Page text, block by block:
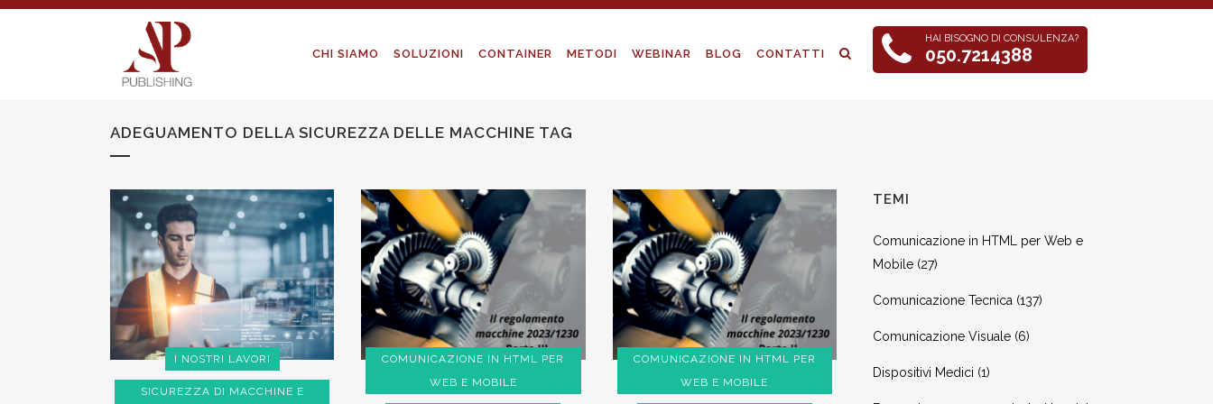
HAI BISOGNO DI CONSULENZA?
050.7214388
CHI SIAMO SOLUZIONI CONTAINER METODI WEBINAR BLOG CONTATTI
ADEGUAMENTO DELLA SICUREZZA DELLE MACCHINE TAG
I NOSTRI LAVORI
SICUREZZA DI MACCHINE E
COMUNICAZIONE IN HTML PER
WEB E MOBILE
COMUNICAZIONE IN HTML PER
WEB E MOBILE
TEMI
Comunicazione in HTML per Web e
Mobile (27)
Comunicazione Tecnica (137)
Comunicazione Visuale (6)
Dispositivi Medici (1)